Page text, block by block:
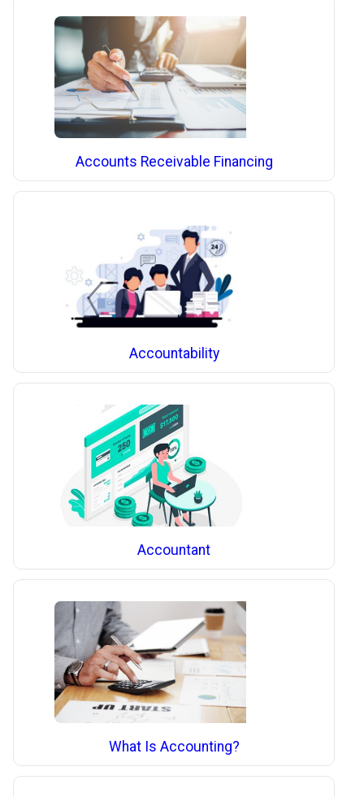
Accounts Receivable Financing
Accountability
Accountant
What Is Accounting?